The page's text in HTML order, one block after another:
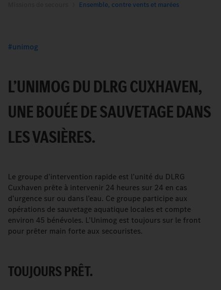
Ensemble, contre vents et marées
unimog
L’UNIMOG DU DLRG CUXHAVEN,
UNE BOUÉE DE SAUVETAGE DANS
LES VASIÈRES.
Le groupe d’intervention rapide est l’unité du DLRG
Cuxhaven prête à intervenir 24 heures sur 24 en cas
d’urgence sur ou dans l’eau. Ce groupe participe aux
opérations de sauvetage aquatique locales et compte
environ 45 bénévoles. L’Unimog est toujours sur le front
pour prêter main forte aux secouristes.
TOUJOURS PRÊT.